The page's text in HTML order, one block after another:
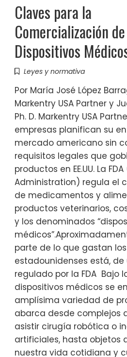
Claves para la
Comercialización de
Dispositivos
Leyes y normativa
Por María José López
Markentry USA Partner y
Ph. D. Markentry USA
empresas planifican su
mercado americano sin
requisitos legales que
productos en EE.UU. La
Administration) regula el
de medicamentos y
productos veterinarios,
y los denominados
parte de lo que gastan
estadounidenses está,
regulado por la FDA Bajo
dispositivos médicos se
amplísima variedad de
abarca desde complejos
asistir cirugía robótica o
artificiales, hasta objetos
nuestra vida cotidiana y